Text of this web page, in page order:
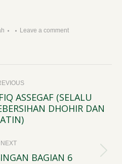
Leave a comment
Previous
post:
ASSEGAF (SELALU
DHOHIR DAN
NEXT
Next
BAGIAN 6